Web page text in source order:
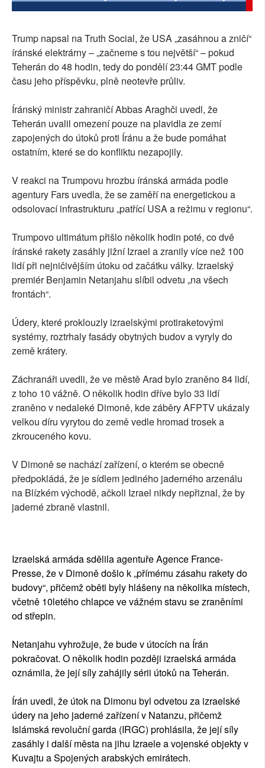
Trump napsal na Truth Social, že USA „zasáhnou a zničí“
íránské elektrárny – „začneme s tou největší“ – pokud
Teherán do 48 hodin, tedy do pondělí 23:44 GMT podle
času jeho příspěvku, plně neotevře průliv.
Íránský ministr zahraničí Abbas Araghči uvedl, že
Teherán uvalil omezení pouze na plavidla ze zemí
zapojených do útoků proti Íránu a že bude pomáhat
ostatním, které se do konfliktu nezapojily.
V reakci na Trumpovu hrozbu íránská armáda podle
agentury Fars uvedla, že se zaměří na energetickou a
odsolovací infrastrukturu „patřící USA a režimu v regionu“.
Trumpovo ultimátum přišlo několik hodin poté, co dvě
íránské rakety zasáhly jižní Izrael a zranily více než 100
lidí při nejničivějším útoku od začátku války. Izraelský
premiér Benjamin Netanjahu slíbil odvetu „na všech
frontách“.
Údery, které proklouzly izraelskými protiraketovými
systémy, roztrhaly fasády obytných budov a vyryly do
země krátery.
Záchranáři uvedli, že ve městě Arad bylo zraněno 84 lidí,
z toho 10 vážně. O několik hodin dříve bylo 33 lidí
zraněno v nedaleké Dimoně, kde záběry AFPTV ukázaly
velkou díru vyrytou do země vedle hromad trosek a
zkrouceného kovu.
V Dimoně se nachází zařízení, o kterém se obecně
předpokládá, že je sídlem jediného jaderného arzenálu
na Blízkém východě, ačkoli Izrael nikdy nepřiznal, že by
jaderné zbraně vlastnil.
Izraelská armáda sdělila agentuře Agence France-
Presse, že v Dimoně došlo k „přímému zásahu rakety do
budovy“, přičemž oběti byly hlášeny na několika místech,
včetně 10letého chlapce ve vážném stavu se zraněními
od střepin.
Netanjahu vyhrožuje, že bude v útocích na Írán
pokračovat. O několik hodin později izraelská armáda
oznámila, že její síly zahájily sérii útoků na Teherán.
Írán uvedl, že útok na Dimonu byl odvetou za izraelské
údery na jeho jaderné zařízení v Natanzu, přičemž
Islámská revoluční garda (IRGC) prohlásila, že její síly
zasáhly i další města na jihu Izraele a vojenské objekty v
Kuvajtu a Spojených arabských emirátech.